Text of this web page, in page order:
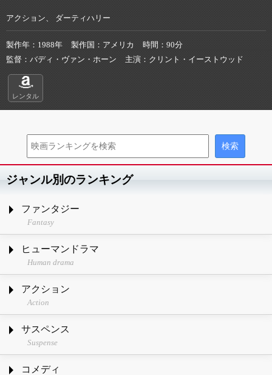
アクション、 ダーティハリー
製作年 1988年 製作国 アメリカ 時間
90分
監督
バディ・ヴァン・ホーン 主演 クリント・イーストウッド
レンタル
ジャンル別のランキング
ファンタジー
Fantasy
ヒューマンドラマ
Human drama
アクション
Action
サスペンス
Suspense
コメディ